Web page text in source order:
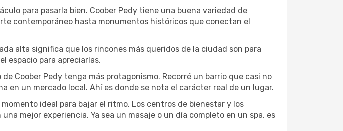
para pasarla bien. Coober Pedy tiene una buena variedad de
contemporáneo hasta monumentos históricos que conectan el
alta significa que los rincones más queridos de la ciudad son para
espacio para apreciarlas.
Coober Pedy tenga más protagonismo. Recorré un barrio que casi no
en un mercado local. Ahí es donde se nota el carácter real de un lugar.
ideal para bajar el ritmo. Los centros de bienestar y los
mejor experiencia. Ya sea un masaje o un día completo en un spa, es